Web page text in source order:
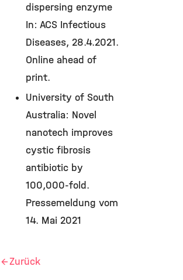
dispersing enzyme
In: ACS Infectious
Diseases, 28.4.2021.
Online ahead of
print.
University of South
Australia: Novel
nanotech improves
cystic fibrosis
antibiotic by
100,000-fold.
Pressemeldung vom
14. Mai 2021
Zurück